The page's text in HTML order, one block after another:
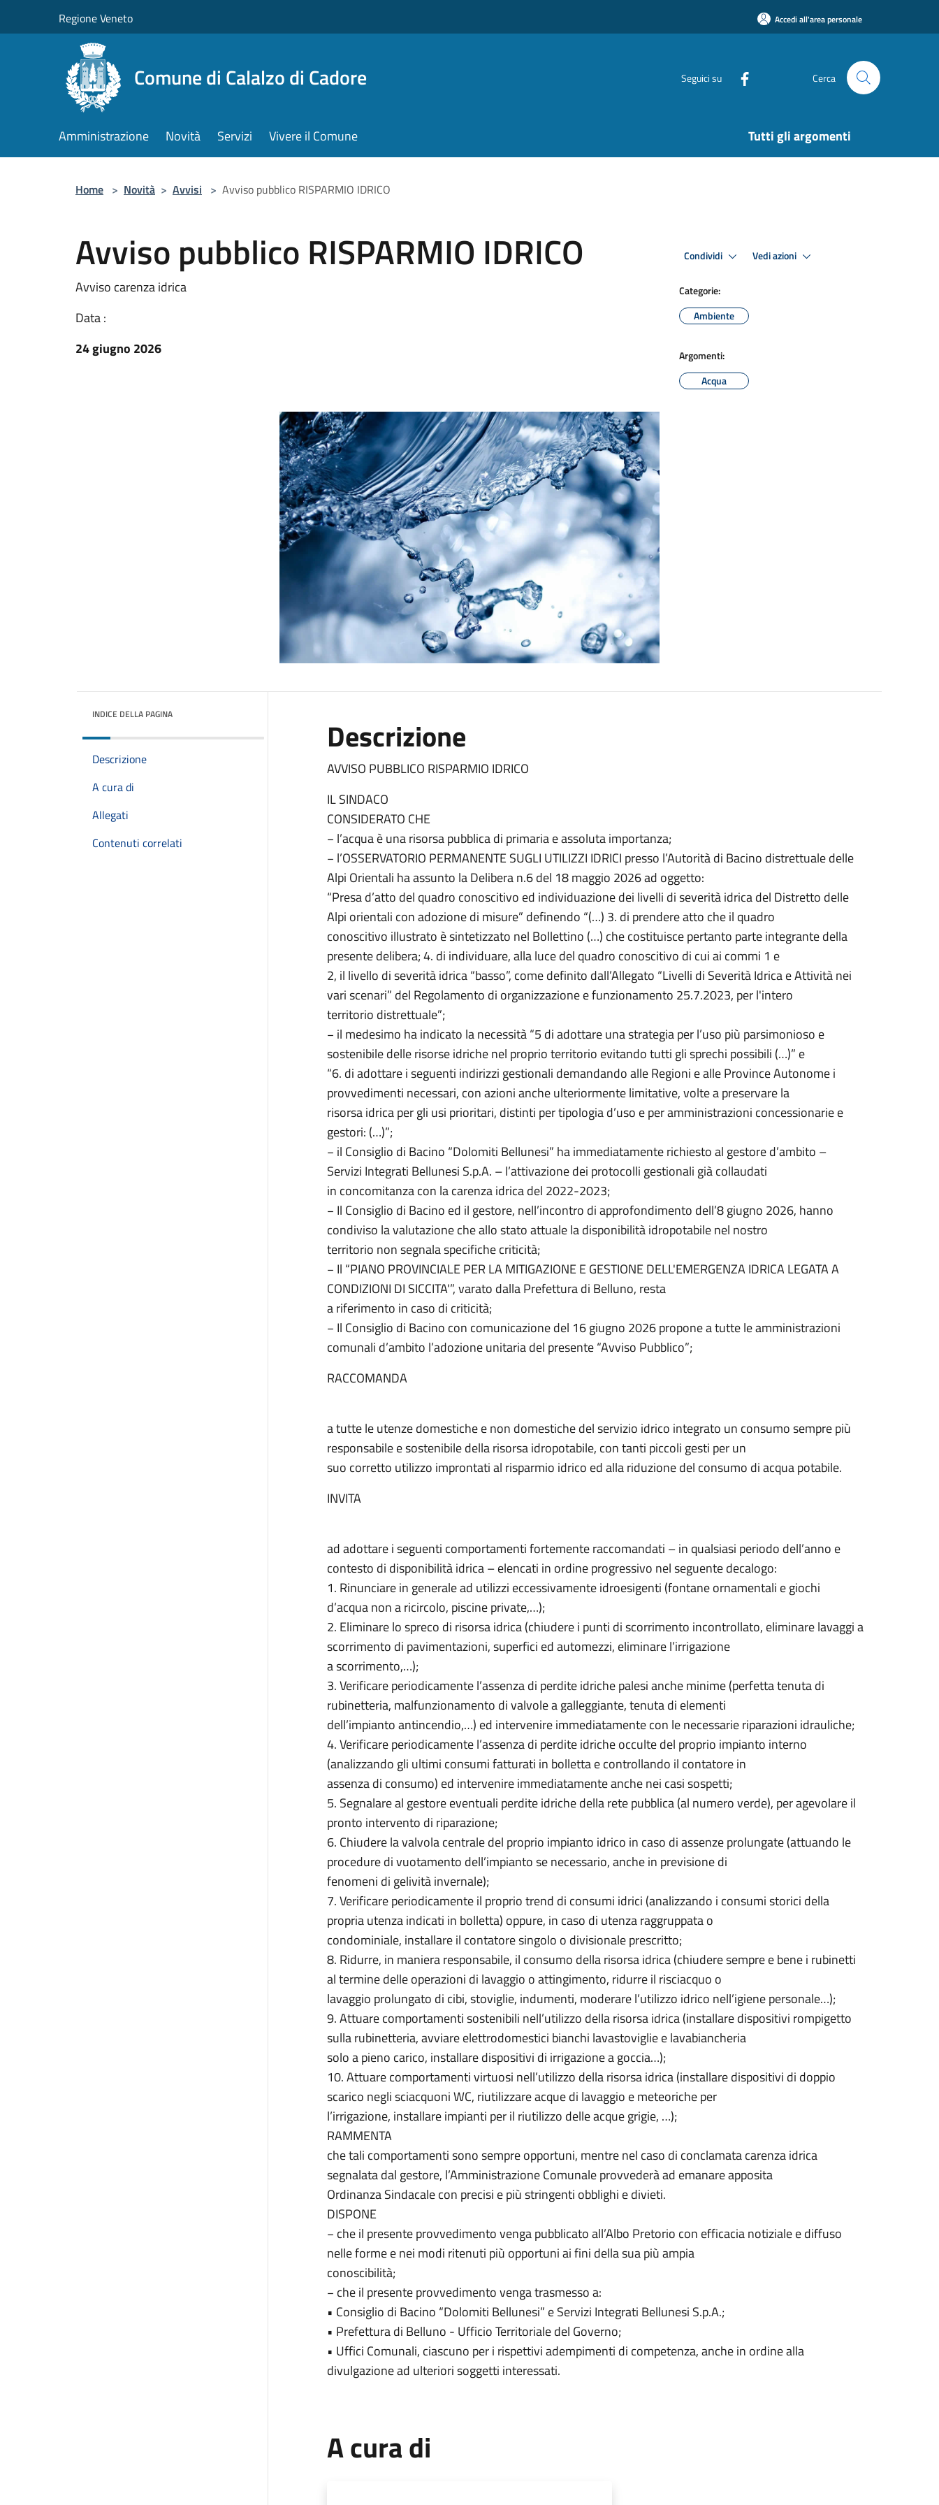
Regione Veneto Accedi all'area personale
Comune di Calalzo di Cadore Seguici su Cerca
Amministrazione Novità Servizi Vivere il Comune Tutti gli argomenti
Home > Novità > Avvisi > Avviso pubblico RISPARMIO IDRICO
Avviso pubblico RISPARMIO IDRICO
Avviso carenza idrica
Data :
24 giugno 2026
Condividi Vedi azioni
Categorie:
Ambiente
Argomenti:
Acqua
INDICE DELLA PAGINA
Descrizione
A cura di
Allegati
Contenuti correlati
Descrizione
AVVISO PUBBLICO RISPARMIO IDRICO
IL SINDACO
CONSIDERATO CHE
− l’acqua è una risorsa pubblica di primaria e assoluta importanza;
− l’OSSERVATORIO PERMANENTE SUGLI UTILIZZI IDRICI presso l’Autorità di Bacino distrettuale delle
Alpi Orientali ha assunto la Delibera n.6 del 18 maggio 2026 ad oggetto:
“Presa d’atto del quadro conoscitivo ed individuazione dei livelli di severità idrica del Distretto delle
Alpi orientali con adozione di misure” definendo “(…) 3. di prendere atto che il quadro
conoscitivo illustrato è sintetizzato nel Bollettino (…) che costituisce pertanto parte integrante della
presente delibera; 4. di individuare, alla luce del quadro conoscitivo di cui ai commi 1 e
2, il livello di severità idrica “basso”, come definito dall’Allegato “Livelli di Severità Idrica e Attività nei
vari scenari” del Regolamento di organizzazione e funzionamento 25.7.2023, per l'intero
territorio distrettuale”;
− il medesimo ha indicato la necessità “5 di adottare una strategia per l’uso più parsimonioso e
sostenibile delle risorse idriche nel proprio territorio evitando tutti gli sprechi possibili (…)” e
“6. di adottare i seguenti indirizzi gestionali demandando alle Regioni e alle Province Autonome i
provvedimenti necessari, con azioni anche ulteriormente limitative, volte a preservare la
risorsa idrica per gli usi prioritari, distinti per tipologia d’uso e per amministrazioni concessionarie e
gestori: (…)”;
− il Consiglio di Bacino “Dolomiti Bellunesi” ha immediatamente richiesto al gestore d’ambito –
Servizi Integrati Bellunesi S.p.A. – l’attivazione dei protocolli gestionali già collaudati
in concomitanza con la carenza idrica del 2022-2023;
− Il Consiglio di Bacino ed il gestore, nell’incontro di approfondimento dell’8 giugno 2026, hanno
condiviso la valutazione che allo stato attuale la disponibilità idropotabile nel nostro
territorio non segnala specifiche criticità;
− Il “PIANO PROVINCIALE PER LA MITIGAZIONE E GESTIONE DELL'EMERGENZA IDRICA LEGATA A
CONDIZIONI DI SICCITA'”, varato dalla Prefettura di Belluno, resta
a riferimento in caso di criticità;
− Il Consiglio di Bacino con comunicazione del 16 giugno 2026 propone a tutte le amministrazioni
comunali d’ambito l’adozione unitaria del presente “Avviso Pubblico”;
RACCOMANDA
a tutte le utenze domestiche e non domestiche del servizio idrico integrato un consumo sempre più
responsabile e sostenibile della risorsa idropotabile, con tanti piccoli gesti per un
suo corretto utilizzo improntati al risparmio idrico ed alla riduzione del consumo di acqua potabile.
INVITA
ad adottare i seguenti comportamenti fortemente raccomandati – in qualsiasi periodo dell’anno e
contesto di disponibilità idrica – elencati in ordine progressivo nel seguente decalogo:
1. Rinunciare in generale ad utilizzi eccessivamente idroesigenti (fontane ornamentali e giochi
d’acqua non a ricircolo, piscine private,…);
2. Eliminare lo spreco di risorsa idrica (chiudere i punti di scorrimento incontrollato, eliminare lavaggi a
scorrimento di pavimentazioni, superfici ed automezzi, eliminare l’irrigazione
a scorrimento,…);
3. Verificare periodicamente l’assenza di perdite idriche palesi anche minime (perfetta tenuta di
rubinetteria, malfunzionamento di valvole a galleggiante, tenuta di elementi
dell’impianto antincendio,…) ed intervenire immediatamente con le necessarie riparazioni idrauliche;
4. Verificare periodicamente l’assenza di perdite idriche occulte del proprio impianto interno
(analizzando gli ultimi consumi fatturati in bolletta e controllando il contatore in
assenza di consumo) ed intervenire immediatamente anche nei casi sospetti;
5. Segnalare al gestore eventuali perdite idriche della rete pubblica (al numero verde), per agevolare il
pronto intervento di riparazione;
6. Chiudere la valvola centrale del proprio impianto idrico in caso di assenze prolungate (attuando le
procedure di vuotamento dell’impianto se necessario, anche in previsione di
fenomeni di gelività invernale);
7. Verificare periodicamente il proprio trend di consumi idrici (analizzando i consumi storici della
propria utenza indicati in bolletta) oppure, in caso di utenza raggruppata o
condominiale, installare il contatore singolo o divisionale prescritto;
8. Ridurre, in maniera responsabile, il consumo della risorsa idrica (chiudere sempre e bene i rubinetti
al termine delle operazioni di lavaggio o attingimento, ridurre il risciacquo o
lavaggio prolungato di cibi, stoviglie, indumenti, moderare l’utilizzo idrico nell’igiene personale…);
9. Attuare comportamenti sostenibili nell’utilizzo della risorsa idrica (installare dispositivi rompigetto
sulla rubinetteria, avviare elettrodomestici bianchi lavastoviglie e lavabiancheria
solo a pieno carico, installare dispositivi di irrigazione a goccia…);
10. Attuare comportamenti virtuosi nell’utilizzo della risorsa idrica (installare dispositivi di doppio
scarico negli sciacquoni WC, riutilizzare acque di lavaggio e meteoriche per
l’irrigazione, installare impianti per il riutilizzo delle acque grigie, …);
RAMMENTA
che tali comportamenti sono sempre opportuni, mentre nel caso di conclamata carenza idrica
segnalata dal gestore, l’Amministrazione Comunale provvederà ad emanare apposita
Ordinanza Sindacale con precisi e più stringenti obblighi e divieti.
DISPONE
− che il presente provvedimento venga pubblicato all’Albo Pretorio con efficacia notiziale e diffuso
nelle forme e nei modi ritenuti più opportuni ai fini della sua più ampia
conoscibilità;
− che il presente provvedimento venga trasmesso a:
• Consiglio di Bacino “Dolomiti Bellunesi” e Servizi Integrati Bellunesi S.p.A.;
• Prefettura di Belluno - Ufficio Territoriale del Governo;
• Uffici Comunali, ciascuno per i rispettivi adempimenti di competenza, anche in ordine alla
divulgazione ad ulteriori soggetti interessati.
A cura di